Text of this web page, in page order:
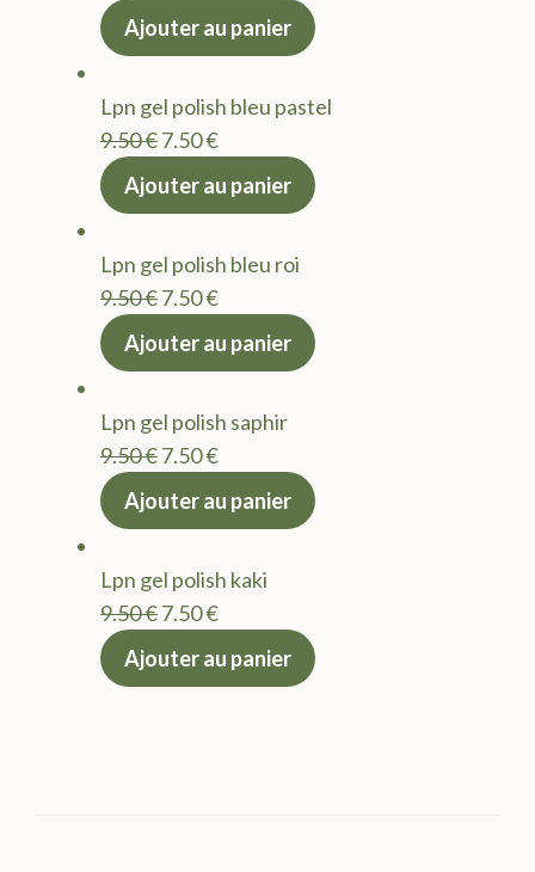
prix
9.50 €.
actuel
7.50 €.
Ajouter au panier
Lpn gel polish bleu pastel
9.50€Le
prix
9.50 €.
7.50€Le
actuel
7.50 €.
Ajouter au panier
Lpn gel polish bleu roi
9.50€Le
prix
9.50 €.
7.50€Le
actuel
7.50 €.
Ajouter au panier
Lpn gel polish saphir
9.50€Le
prix
9.50 €.
7.50€Le
actuel
7.50 €.
Ajouter au panier
Lpn gel polish kaki
9.50€Le
prix
7.50€Le
actuel
Ajouter au panier